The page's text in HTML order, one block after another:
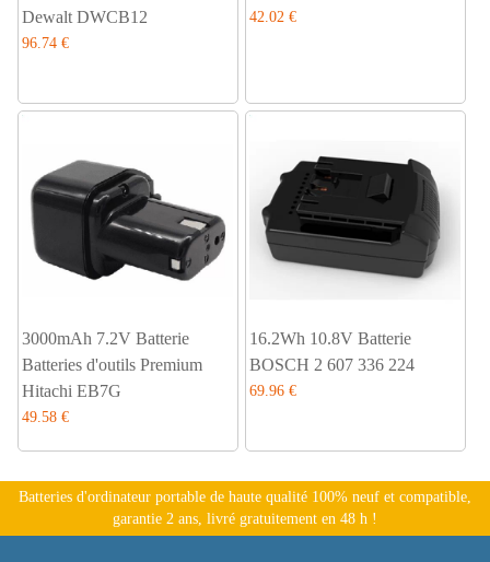
Dewalt DWCB12
96.74 €
42.02 €
3000mAh 7.2V Batterie
Batteries d'outils Premium
Hitachi EB7G
49.58 €
16.2Wh 10.8V Batterie
BOSCH 2 607 336 224
69.96 €
Batteries d'ordinateur portable de haute qualité 100% neuf et compatible,
garantie 2 ans, livré gratuitement en 48 h !